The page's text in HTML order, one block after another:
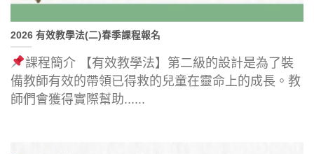
2026 有效教學法(二)春季課程報名
課程簡介 【有效教學法】第二級的設計是為了裝
備教師有效的帶領已得救的兒童在靈命上的成長。教
師們會獲得實際幫助......